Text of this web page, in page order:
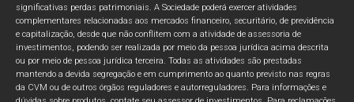
significativas perdas patrimoniais. A Sociedade poderá exercer atividades
complementares relacionadas aos mercados financeiro, securitário, de previdência
e capitalização, desde que não conflitem com a atividade de assessoria de
investimentos, podendo ser realizada por meio da pessoa jurídica acima descrita
ou por meio de pessoa jurídica terceira. Todas as atividades são prestadas
mantendo a devida segregação e em cumprimento ao quanto previsto nas regras
da CVM ou de outros órgãos reguladores e autorreguladores. Para informações e